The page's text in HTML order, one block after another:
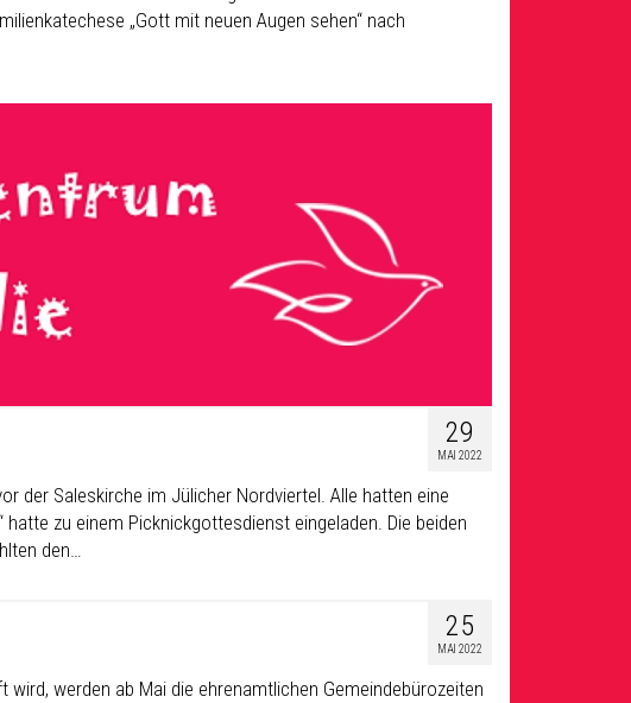
„Gott mit neuen Augen sehen“ nach
29
MAI 2022
der Saleskirche im Jülicher Nordviertel. Alle hatten eine
zu einem Picknickgottesdienst eingeladen. Die beiden
den…
25
MAI 2022
werden ab Mai die ehrenamtlichen Gemeindebürozeiten